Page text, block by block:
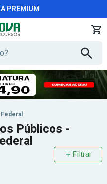
PREMIUM
Públicos -
Filtrar